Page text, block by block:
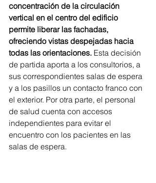
concentración de la circulación
vertical en el centro del edificio
permite liberar las fachadas,
ofreciendo vistas despejadas hacia
todas las orientaciones. Esta decisión
de partida aporta a los consultorios, a
sus correspondientes salas de espera
y a los pasillos un contacto franco con
el exterior. Por otra parte, el personal
de salud cuenta con accesos
independientes para evitar el
encuentro con los pacientes en las
salas de espera.